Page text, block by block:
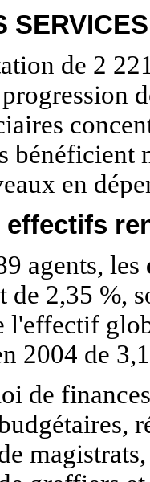
de 2
bénéficient
en
effectifs
agents, les
de 2,35 %,
l'effectif
2004 de
de